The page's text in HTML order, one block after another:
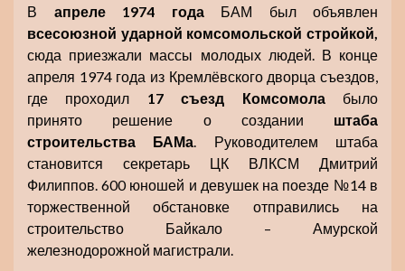
В апреле 1974 годаБАМ был объявлен
всесоюзной ударной комсомольской стройкой,
сюда приезжали массы молодых людей. В конце
апреля 1974 года из Кремлёвского дворца съездов,
где проходил 17 съезд Комсомолабыло
принято решение о создании штаба
строительства БАМа. Руководителем штаба
становится секретарь ЦК ВЛКСМ Дмитрий
Филиппов. 600 юношей и девушек на поезде №14 в
торжественной обстановке отправились на
строительство Байкало – Амурской
железнодорожной магистрали.